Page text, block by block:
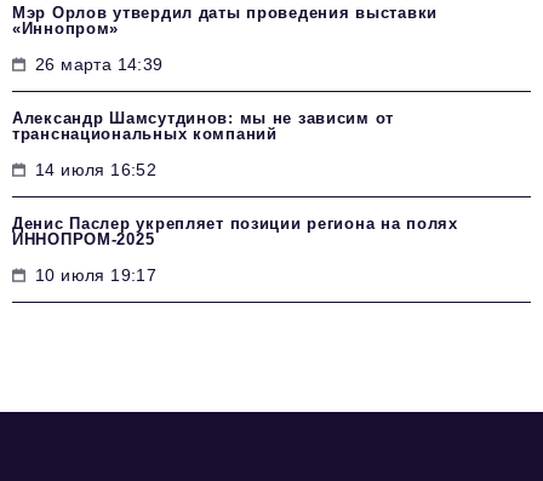
Мэр Орлов утвердил даты проведения выставки
«Иннопром»
26 марта 14:39
Александр Шамсутдинов: мы не зависим от
транснациональных компаний
14 июля 16:52
Денис Паслер укрепляет позиции региона на полях
ИННОПРОМ-2025
10 июля 19:17